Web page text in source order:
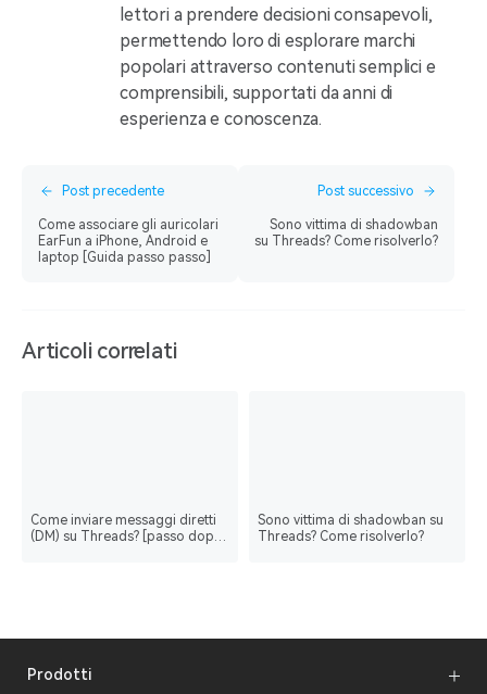
lettori a prendere decisioni consapevoli,
permettendo loro di esplorare marchi
popolari attraverso contenuti semplici e
comprensibili, supportati da anni di
esperienza e conoscenza.
Post precedente
Come associare gli auricolari
EarFun a iPhone, Android e
laptop [Guida passo passo]
Post successivo
Sono vittima di shadowban
su Threads? Come risolverlo?
Articoli correlati
Come inviare messaggi diretti
(DM) su Threads? [passo dopo
Sono vittima di shadowban su
Threads? Come risolverlo?
Prodotti